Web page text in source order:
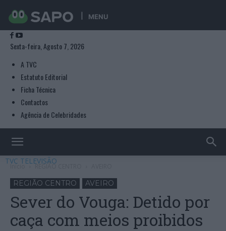
MENU
Sexta-feira, Agosto 7, 2026
A TVC
Estatuto Editorial
Ficha Técnica
Contactos
Agência de Celebridades
TVC TELEVISÃO
Início REGIÃO CENTRO
REGIÃO CENTRO AVEIRO
Sever do Vouga: Detido por
caça com meios proibidos